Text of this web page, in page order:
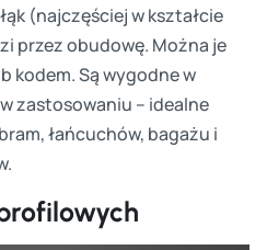
(najczęściej w kształcie
przez obudowę. Można je
kodem. Są wygodne w
zastosowaniu – idealne
łańcuchów, bagażu i